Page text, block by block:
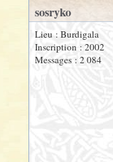
sosryko
Lieu : Burdigala
Inscription : 2002
Messages : 2 084